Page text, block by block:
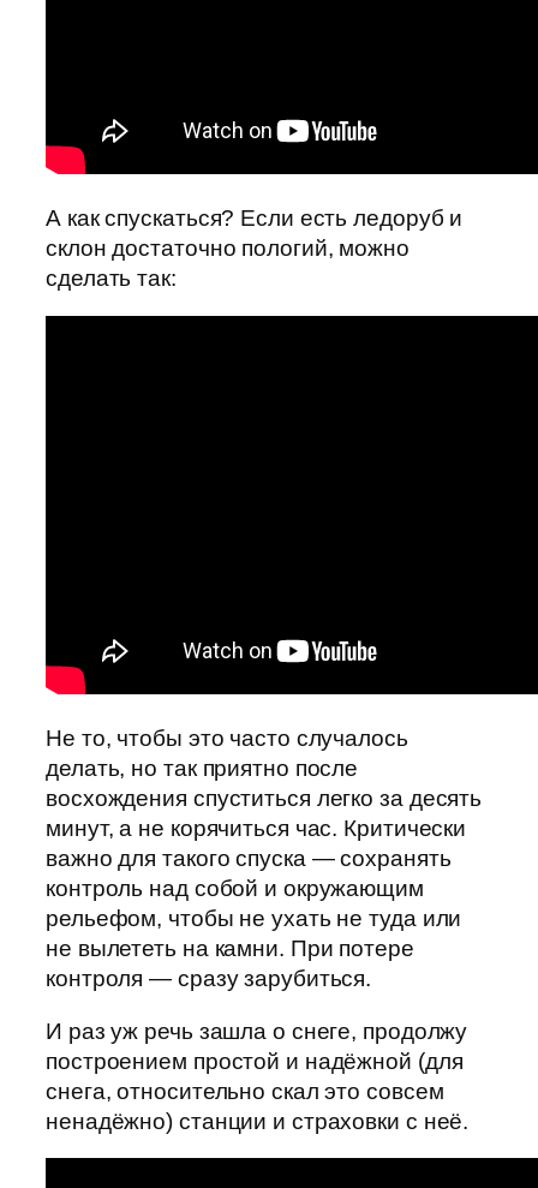
А как спускаться? Если есть ледоруб и
склон достаточно пологий, можно
сделать так:
Не то, чтобы это часто случалось
делать, но так приятно после
восхождения спуститься легко за десять
минут, а не корячиться час. Критически
важно для такого спуска — сохранять
контроль над собой и окружающим
рельефом, чтобы не ухать не туда или
не вылететь на камни. При потере
контроля — сразу зарубиться.
И раз уж речь зашла о снеге, продолжу
построением простой и надёжной (для
снега, относительно скал это совсем
ненадёжно) станции и страховки с неё.